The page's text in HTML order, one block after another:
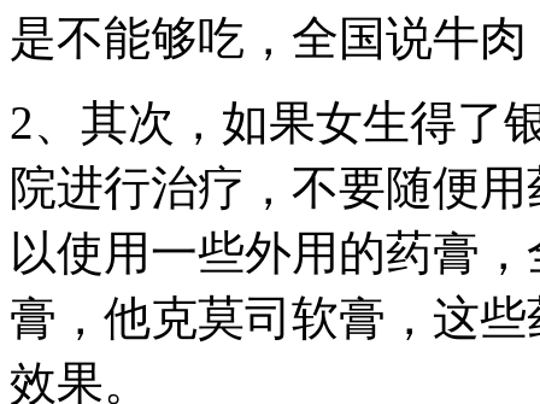
是不能够吃，全国说牛
2、其次，如果女生得了
院进行治疗，不要随便
以使用一些外用的药膏
膏，他克莫司软膏，这
效果。